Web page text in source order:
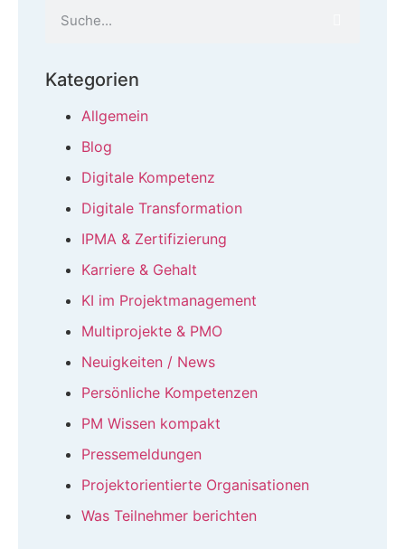
Kategorien
Allgemein
Blog
Digitale Kompetenz
Digitale Transformation
IPMA & Zertifizierung
Karriere & Gehalt
KI im Projektmanagement
Multiprojekte & PMO
Neuigkeiten / News
Persönliche Kompetenzen
PM Wissen kompakt
Pressemeldungen
Projektorientierte Organisationen
Was Teilnehmer berichten